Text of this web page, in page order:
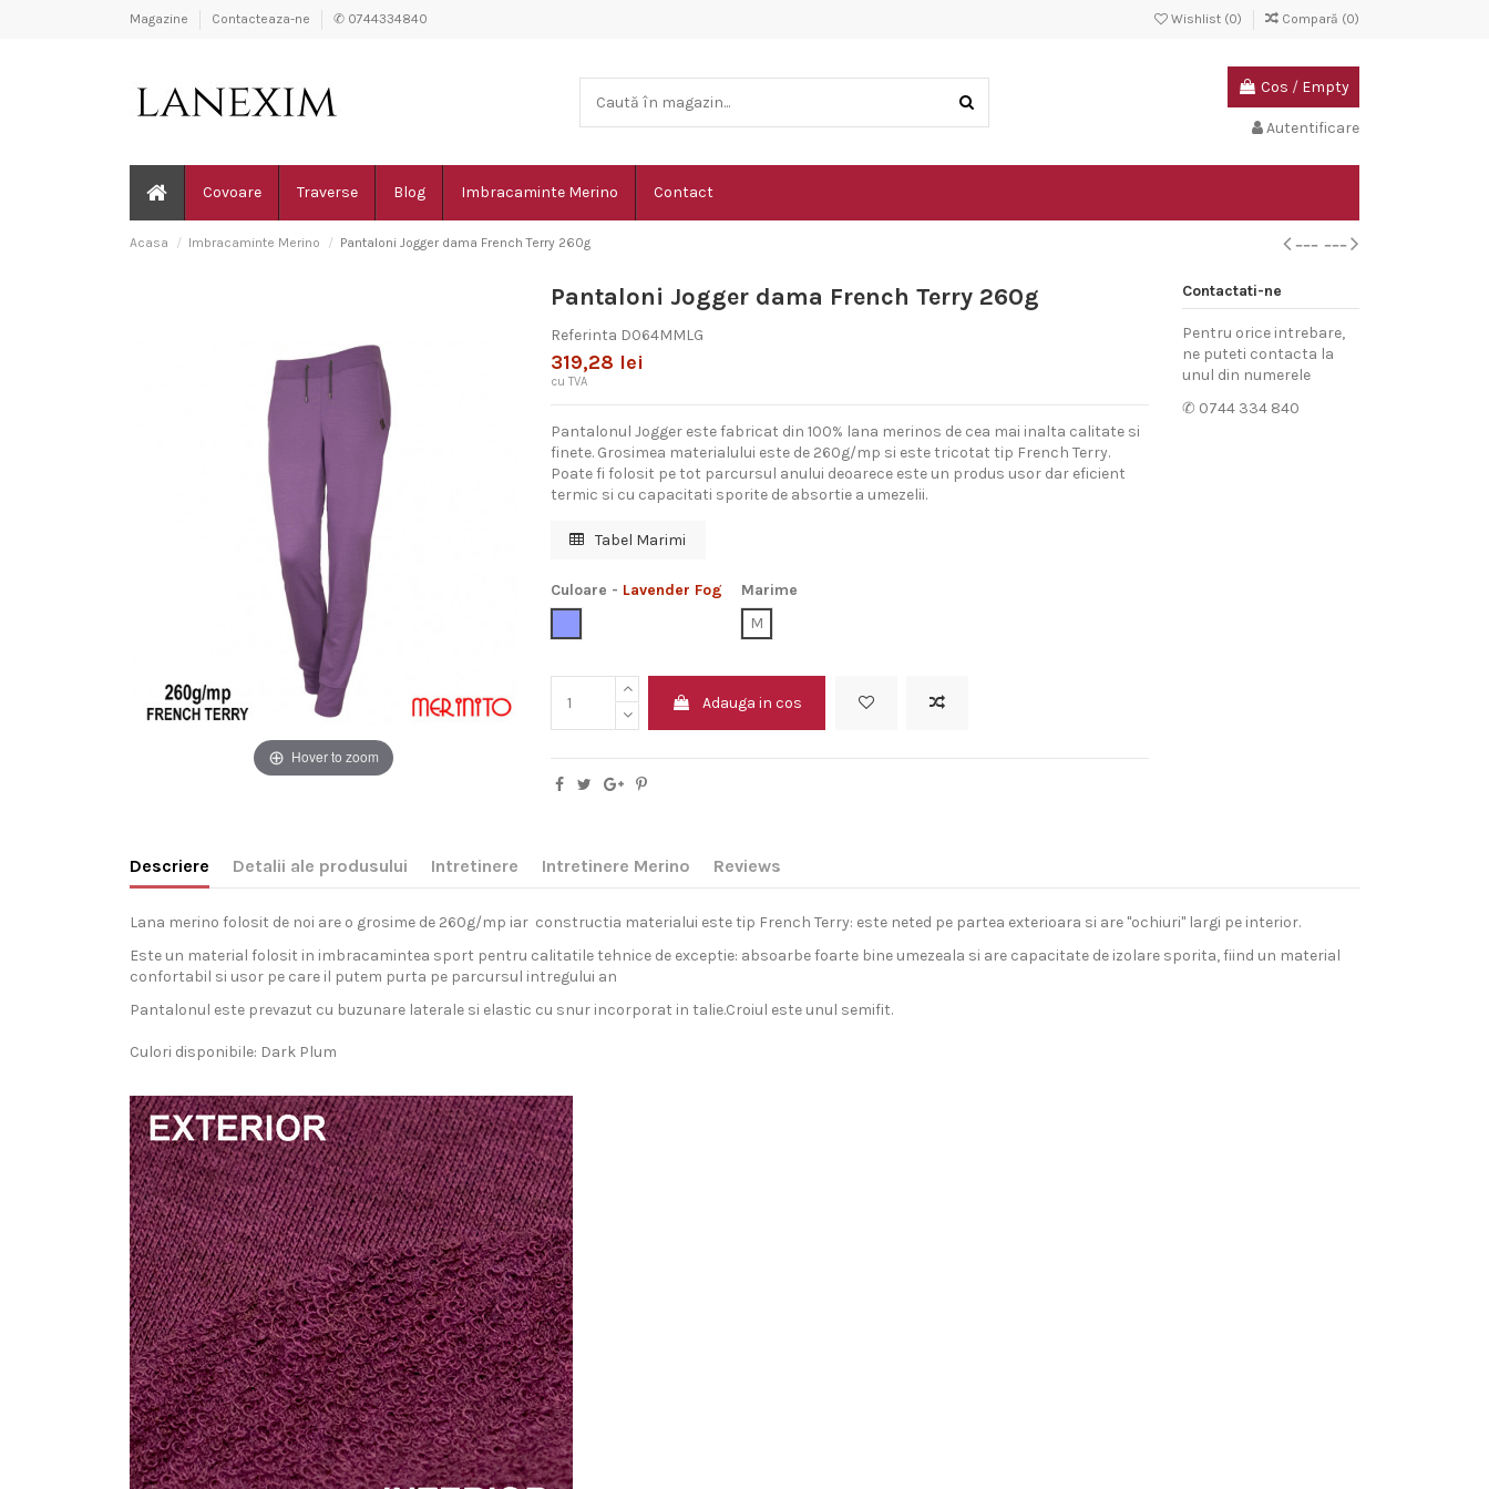
Magazine Contacteaza-ne ✆ 0744334840 Wishlist (0) Compară (0)
Cos / Empty
Autentificare
Covoare Traverse Blog Imbracaminte Merino Contact
Acasa Imbracaminte Merino Pantaloni Jogger dama French Terry 260g
Hover to zoom
Pantaloni Jogger dama French Terry 260g
Referinta D064MMLG
319,28 lei
cu TVA
Pantalonul Jogger este fabricat din 100% lana merinos de cea mai inalta calitate si
finete. Grosimea materialului este de 260g/mp si este tricotat tip French Terry.
Poate fi folosit pe tot parcursul anului deoarece este un produs usor dar eficient
termic si cu capacitati sporite de absortie a umezelii.
Tabel Marimi
Culoare - Lavender Fog
Marime
M
Adauga in cos
Contactati-ne
Pentru orice intrebare,
ne puteti contacta la
unul din numerele
✆ 0744 334 840
Descriere Detalii ale produsului Intretinere Intretinere Merino Reviews
Lana merino folosit de noi are o grosime de 260g/mp iar constructia materialui este tip French Terry: este neted pe partea exterioara si are "ochiuri" largi pe interior.
Este un material folosit in imbracamintea sport pentru calitatile tehnice de exceptie: absoarbe foarte bine umezeala si are capacitate de izolare sporita, fiind un material
confortabil si usor pe care il putem purta pe parcursul intregului an
Pantalonul este prevazut cu buzunare laterale si elastic cu snur incorporat in talie.Croiul este unul semifit.
Culori disponibile: Dark Plum